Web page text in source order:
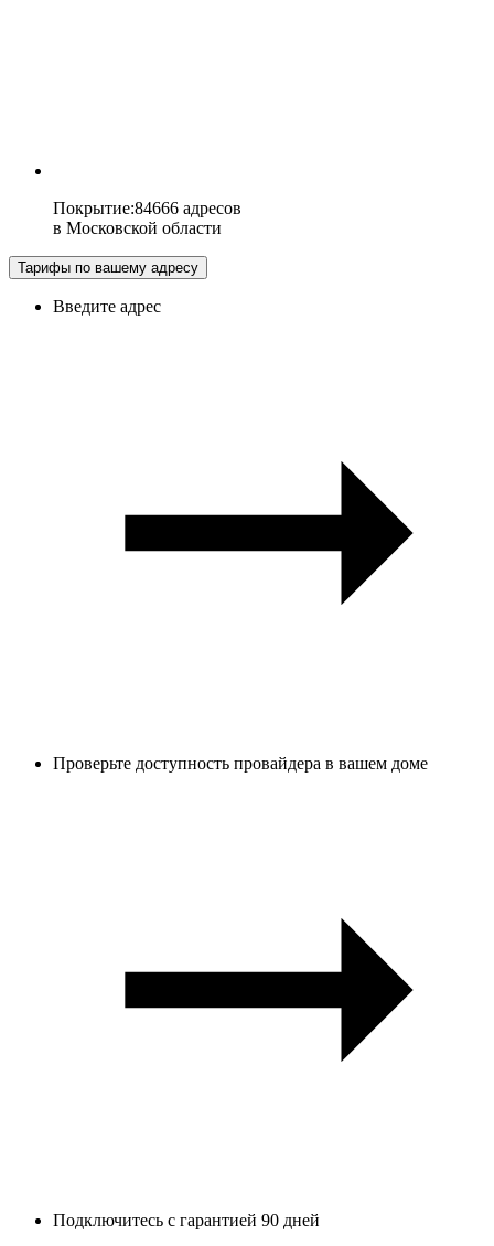
Покрытие:84666 адресов
в Московской области
Тарифы по вашему адресу
Введите адрес
Проверьте доступность провайдера в вашем доме
Подключитесь с гарантией 90 дней